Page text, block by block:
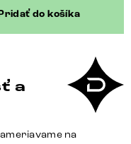
do košíka
a
na